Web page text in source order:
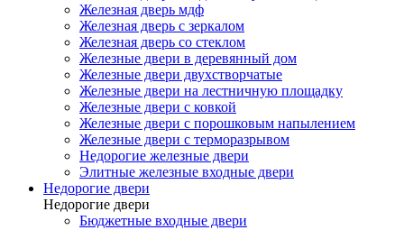
Железная дверь мдф
Железная дверь с зеркалом
Железная дверь со стеклом
Железные двери в деревянный дом
Железные двери двухстворчатые
Железные двери на лестничную площадку
Железные двери с ковкой
Железные двери с порошковым напылением
Железные двери с терморазрывом
Недорогие железные двери
Элитные железные входные двери
Недорогие двери
Недорогие двери
Бюджетные входные двери